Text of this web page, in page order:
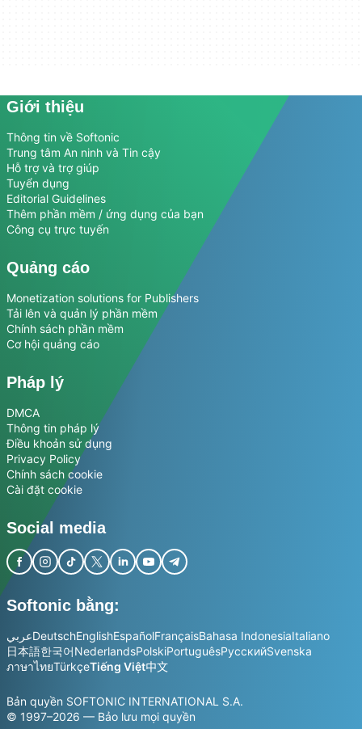
Giới thiệu
Thông tin về Softonic
Trung tâm An ninh và Tin cậy
Hỗ trợ và trợ giúp
Tuyển dụng
Editorial Guidelines
Thêm phần mềm / ứng dụng của bạn
Công cụ trực tuyến
Quảng cáo
Monetization solutions for Publishers
Tải lên và quản lý phần mềm
Chính sách phần mềm
Cơ hội quảng cáo
Pháp lý
DMCA
Thông tin pháp lý
Điều khoản sử dụng
Privacy Policy
Chính sách cookie
Cài đặt cookie
Social media
Softonic bằng:
عربيDeutschEnglishEspañolFrançaisBahasa IndonesiaItaliano
日本語한국어NederlandsPolskiPortuguêsРусскийSvenska
ภาษาไทยTürkçeTiếng Việt中文
Bản quyền SOFTONIC INTERNATIONAL S.A.
© 1997–2026 — Bảo lưu mọi quyền